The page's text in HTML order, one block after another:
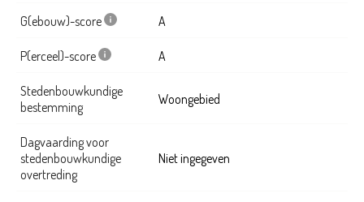
G(ebouw)-score A
P(erceel)-score A
Stedenbouwkundige
bestemming
Woongebied
Dagvaarding voor
stedenbouwkundige
overtreding
Niet ingegeven